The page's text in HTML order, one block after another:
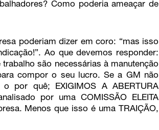
Como poderia ameaçar de
poderiam dizer em coro: “mas isso
Ao que devemos responder:
são necessárias à manutenção
compor o seu lucro. Se a GM não
por quê; EXIGIMOS A ABERTURA
por uma COMISSÃO ELEITA
Menos que isso é uma TRAIÇÃO,